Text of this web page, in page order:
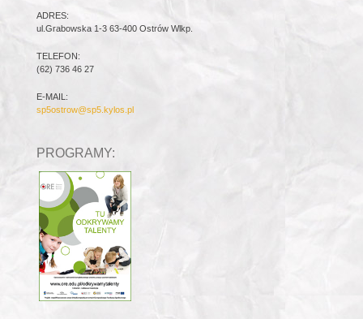
ADRES:
ul.Grabowska 1-3 63-400 Ostrów Wlkp.
TELEFON:
(62) 736 46 27
E-MAIL:
sp5ostrow@sp5.kylos.pl
PROGRAMY: